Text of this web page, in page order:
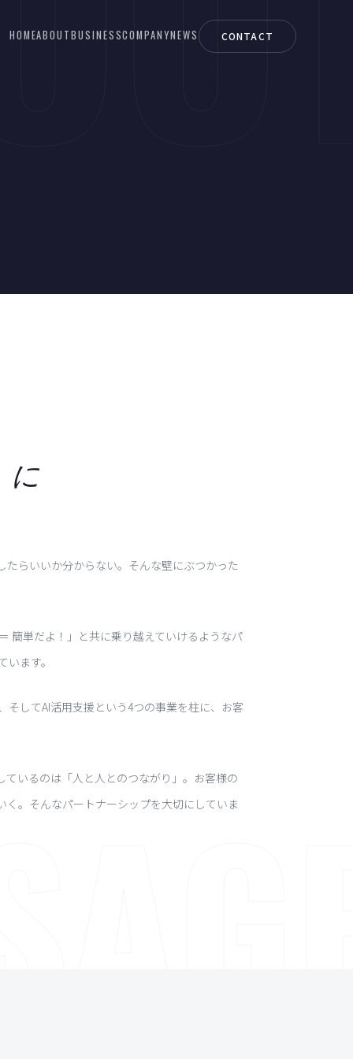
HOMEABOUTBUSINESSCOMPANYNEWS CONTACT
に
らいいか分からない。そんな壁にぶつかった
簡単だよ！」と共に乗り越えていけるようなパ
ます。
そしてAI活用支援という4つの事業を柱に、お客
いるのは「人と人とのつながり」。お客様の
。そんなパートナーシップを大切にしていま